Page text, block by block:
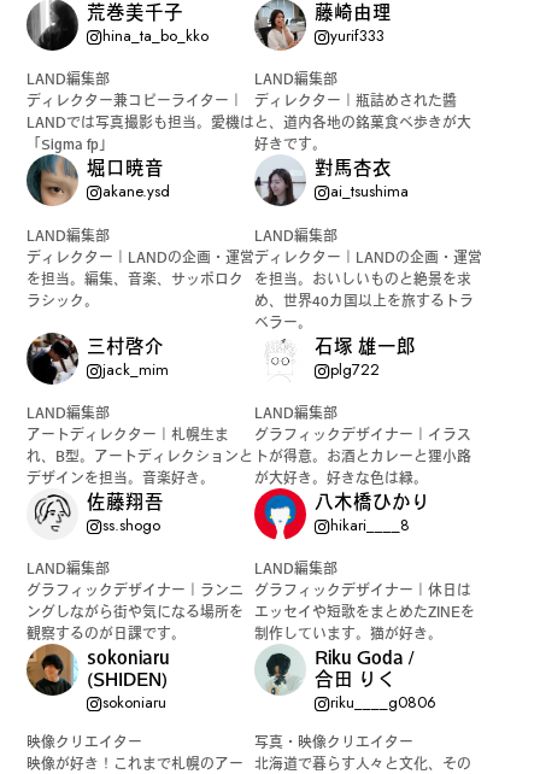
荒巻美千子
hina_ta_bo_kko
LAND編集部
ディレクター兼コピーライター｜
LANDでは写真撮影も担当。愛機は
「Sigma fp」
藤崎由理
yurif333
LAND編集部
ディレクター｜瓶詰めされた醬
と、道内各地の銘菓食べ歩きが大
好きです。
堀口暁音
akane.ysd
LAND編集部
ディレクター｜LANDの企画・運営
を担当。編集、音楽、サッポロク
ラシック。
對馬杏衣
ai_tsushima
LAND編集部
ディレクター｜LANDの企画・運営
を担当。おいしいものと絶景を求
め、世界40カ国以上を旅するトラ
ベラー。
三村啓介
jack_mim
LAND編集部
アートディレクター｜札幌生ま
れ、B型。アートディレクションと
デザインを担当。音楽好き。
石塚 雄一郎
plg722
LAND編集部
グラフィックデザイナー｜イラス
トが得意。お酒とカレーと狸小路
が大好き。好きな色は緑。
佐藤翔吾
ss.shogo
LAND編集部
グラフィックデザイナー｜ランニ
ングしながら街や気になる場所を
観察するのが日課です。
八木橋ひかり
hikari____8
LAND編集部
グラフィックデザイナー｜休日は
エッセイや短歌をまとめたZINEを
制作しています。猫が好き。
sokoniaru
(SHIDEN)
sokoniaru
映像クリエイター
映像が好き！これまで札幌のアー
Riku Goda /
合田 りく
riku____g0806
写真・映像クリエイター
北海道で暮らす人々と文化、その